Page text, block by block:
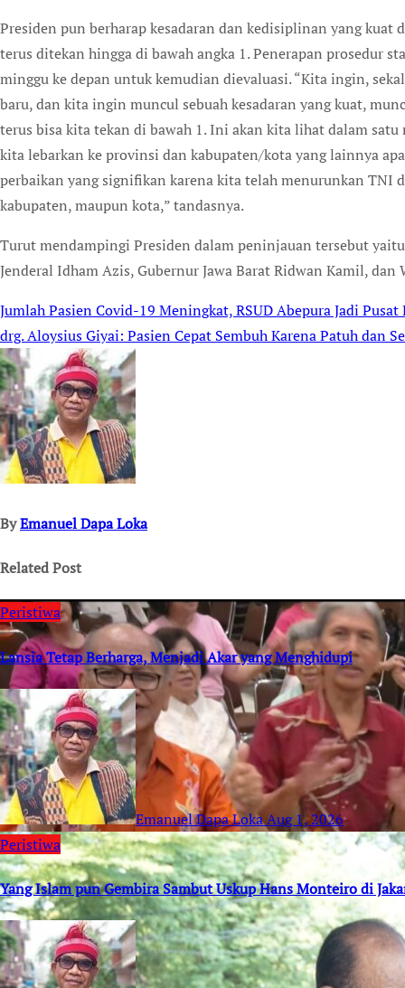
Presiden pun berharap kesadaran dan kedisiplinan yang kuat
terus ditekan hingga di bawah angka 1. Penerapan prosedur
minggu ke depan untuk kemudian dievaluasi. “Kita ingin,
baru, dan kita ingin muncul sebuah kesadaran yang kuat,
terus bisa kita tekan di bawah 1. Ini akan kita lihat dalam
kita lebarkan ke provinsi dan kabupaten/kota yang lainnya
perbaikan yang signifikan karena kita telah menurunkan
kabupaten, maupun kota,” tandasnya.
Turut mendampingi Presiden dalam peninjauan tersebut
Jenderal Idham Azis, Gubernur Jawa Barat Ridwan Kamil, dan
Post
navigation
Jumlah Pasien Covid-19 Meningkat, RSUD Abepura Jadi
drg. Aloysius Giyai: Pasien Cepat Sembuh Karena Patuh dan
ByEmanuel Dapa Loka
Related Post
Peristiwa
Lansia Tetap Berharga, Menjadi Akar yang Menghidupi
Emanuel Dapa LokaAug 1, 2026
Peristiwa
Yang Islam pun Gembira Sambut Uskup Hans Monteiro di